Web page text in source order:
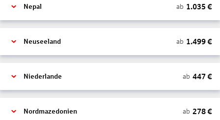
Nepal ab 1.035 €
Neuseeland ab 1.499€
Niederlande ab 447 €
Nordmazedonien ab 278€